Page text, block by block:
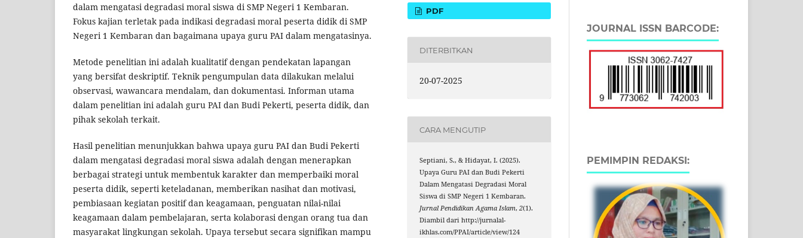
dalam mengatasi degradasi moral siswa di SMP Negeri 1 Kembaran.
Fokus kajian terletak pada indikasi degradasi moral peserta didik di SMP
Negeri 1 Kembaran dan bagaimana upaya guru PAI dalam mengatasinya.
Metode penelitian ini adalah kualitatif dengan pendekatan lapangan
yang bersifat deskriptif. Teknik pengumpulan data dilakukan melalui
observasi, wawancara mendalam, dan dokumentasi. Informan utama
dalam penelitian ini adalah guru PAI dan Budi Pekerti, peserta didik, dan
pihak sekolah terkait.
Hasil penelitian menunjukkan bahwa upaya guru PAI dan Budi Pekerti
dalam mengatasi degradasi moral siswa adalah dengan menerapkan
berbagai strategi untuk membentuk karakter dan memperbaiki moral
peserta didik, seperti keteladanan, memberikan nasihat dan motivasi,
pembiasaan kegiatan positif dan keagamaan, penguatan nilai-nilai
keagamaan dalam pembelajaran, serta kolaborasi dengan orang tua dan
masyarakat lingkungan sekolah. Upaya tersebut secara signifikan mampu
PDF
DITERBITKAN
20-07-2025
CARA MENGUTIP
Septiani, S., & Hidayat, I. (2025).
Upaya Guru PAI dan Budi Pekerti
Dalam Mengatasi Degradasi Moral
Siswa di SMP Negeri 1 Kembaran.
Jurnal Pendidikan Agama Islam,2(1).
Diambil dari http://jurnalal-
ikhlas.com/PPAI/article/view/124
JOURNAL ISSN BARCODE:
PEMIMPIN REDAKSI: